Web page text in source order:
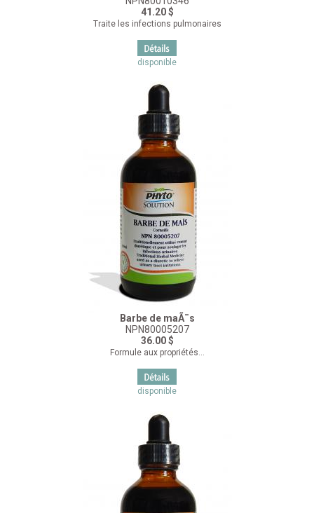
41.20 $
Traite les infections pulmonaires
disponible
Barbe de maÃ¯s
NPN80005207
36.00 $
Formule aux propriétés...
disponible